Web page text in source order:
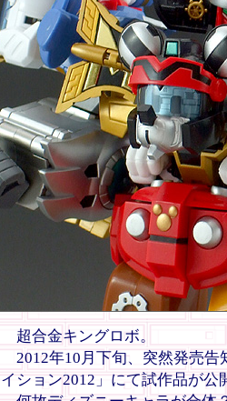
超合金キングロボ。
2012年10月下旬、突然発売告
イション2012」にて試作品が公